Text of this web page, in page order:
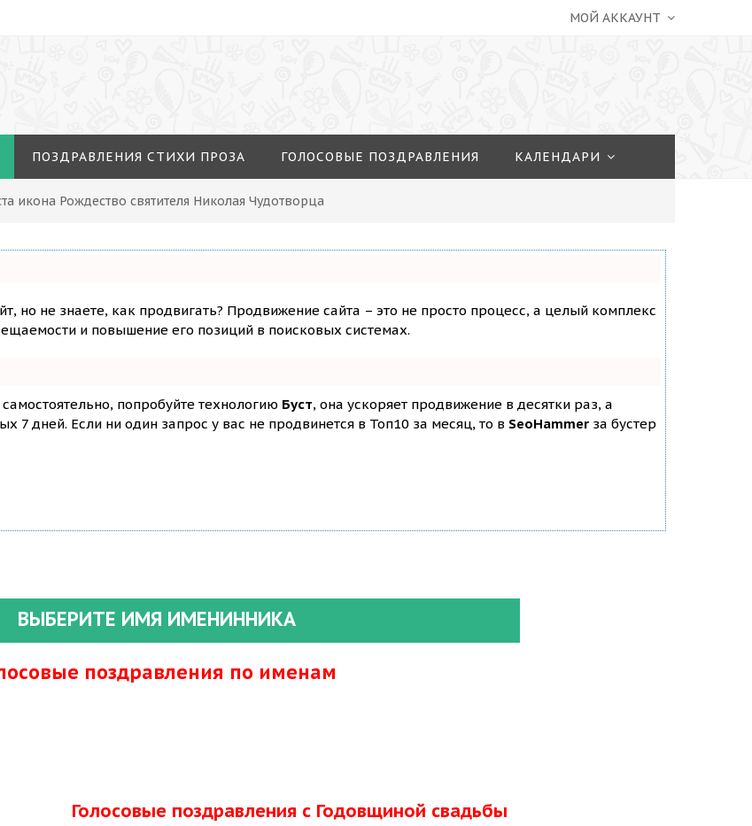
МОЙ АККАУНТ
ПОЗДРАВЛЕНИЯ СТИХИ ПРОЗА ГОЛОСОВЫЕ ПОЗДРАВЛЕНИЯ КАЛЕНДАРИ
икона Рождество святителя Николая Чудотворца
но не знаете, как продвигать? Продвижение сайта – это не просто процесс, а целый комплекс
и повышение его позиций в поисковых системах.
попробуйте технологию Буст, она ускоряет продвижение в десятки раз, а
7 дней. Если ни один запрос у вас не продвинется в Топ10 за месяц, то в SeoHammer за бустер
ВЫБЕРИТЕ ИМЯ ИМЕНИННИКА
поздравления по именам
Голосовые поздравления с Годовщиной свадьбы